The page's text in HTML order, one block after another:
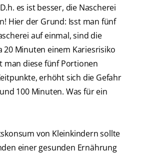
es ist besser, die Nascherei
Hier der Grund: Isst man fünf
auf einmal, sind die
20 Minuten einem Kariesrisiko
man diese fünf Portionen
erhöht sich die Gefahr
100 Minuten. Was für ein
von Kleinkindern sollte
einer gesunden Ernährung